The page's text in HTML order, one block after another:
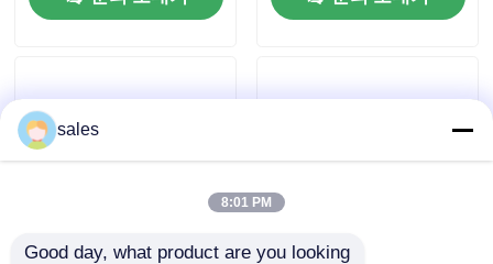
인용 을 요청 하십시오
환자 모니터 모듈
sales
8:01 PM
Good day, what product are you looking